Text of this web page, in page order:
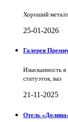
Хороший
25-01-2026
Галерея
Изысканность в
статуэток, ваз
21-11-2025
Отель